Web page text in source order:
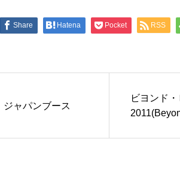
Share Hatena Pocket RSS
ャパンブース
ビヨンド